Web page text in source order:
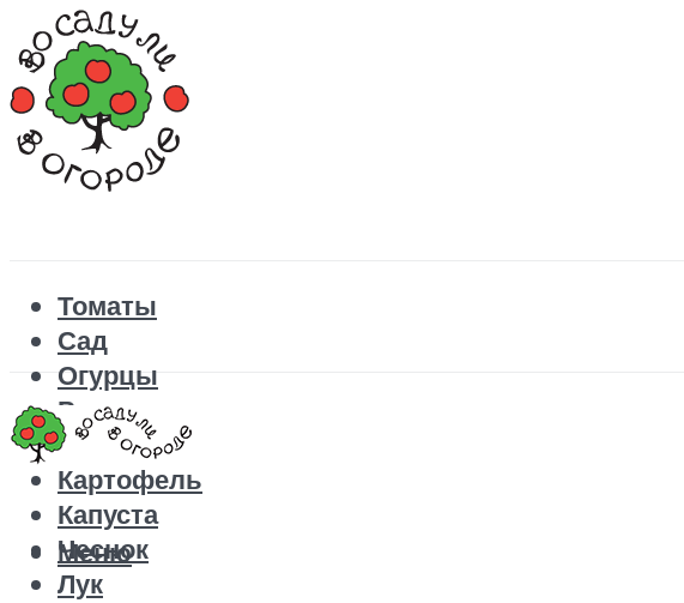
Томаты
Сад
Огурцы
Рецепты
Перец
Картофель
Капуста
Чеснок
Лук
Меню